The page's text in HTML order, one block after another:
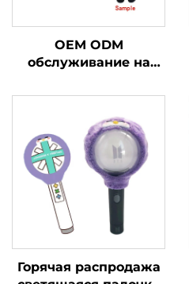
OEM ODM
обслуживание на
плюшевый брелок
игрушка мягкая
брелок плюшевая
игрушка для
продвижения
Горячая распродажа